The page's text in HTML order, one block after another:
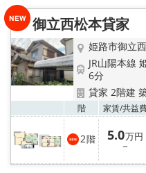
御立西松本貸家
姫路市御立
JR山陽本線
6分
貸家 2階建
階 家賃/共益
2階 5.0万円
－